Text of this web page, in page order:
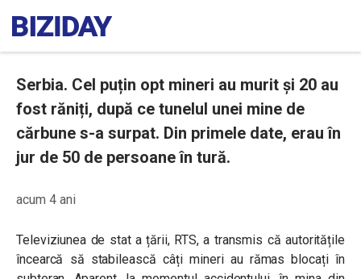
Serbia. Cel puțin opt mineri au murit și 20 au
fost răniți, după ce tunelul unei mine de
cărbune s-a surpat. Din primele date, erau în
jur de 50 de persoane în tură.
acum 4 ani
Televiziunea de stat a țării, RTS, a transmis că autoritățile
încearcă să stabilească câți mineri au rămas blocați în